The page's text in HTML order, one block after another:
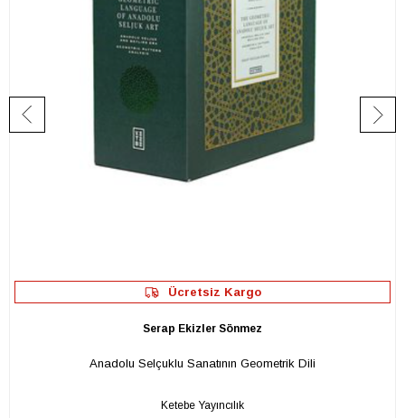
Ücretsiz Kargo
Serap Ekizler Sönmez
Anadolu Selçuklu Sanatının Geometrik Dili
Ketebe Yayıncılık